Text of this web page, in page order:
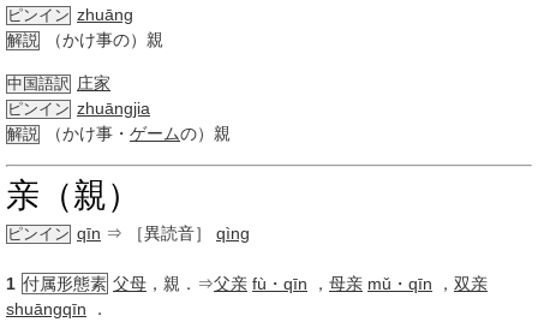
ピンイン zhuāng
解説 （かけ事の）親
中国語訳 庄家
ピンイン zhuāngjia
解説 （かけ事・ ゲームの）親
亲（親）
ピンイン qīn ⇒ ［異読音］ qìng
1 付属形態素 父母 ，親．⇒父亲 fù・qīn ， 母亲 mǔ・qīn ， 双亲
shuāngqīn ．